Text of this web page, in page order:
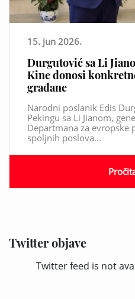
Twitter objave
Twitter feed is not
15. jun 2026.
Durgutović sa Li
Kine donosi
građane
Narodni poslanik Edis
Pekingu sa Li Jianom,
Departmana za evropske
spoljnih poslova...